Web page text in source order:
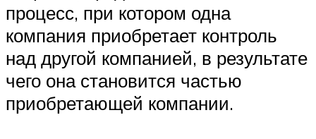
процесс, при котором одна
компания приобретает контроль
над другой компанией, в результате
чего она становится частью
приобретающей компании.